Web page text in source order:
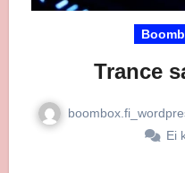
Trance
Ei